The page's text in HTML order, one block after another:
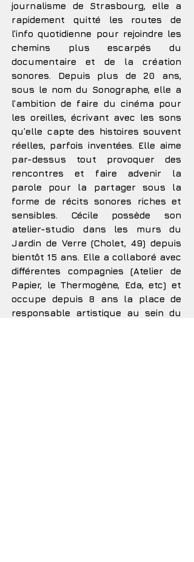
journalisme de Strasbourg, elle a
rapidement quitté les routes de
l’info quotidienne pour rejoindre les
chemins plus escarpés du
documentaire et de la création
sonores. Depuis plus de 20 ans,
sous le nom du Sonographe, elle a
l’ambition de faire du cinéma pour
les oreilles, écrivant avec les sons
qu’elle capte des histoires souvent
réelles, parfois inventées. Elle aime
par-dessus tout provoquer des
rencontres et faire advenir la
parole pour la partager sous la
forme de récits sonores riches et
sensibles. Cécile possède son
atelier-studio dans les murs du
Jardin de Verre (Cholet, 49) depuis
bientôt 15 ans. Elle a collaboré avec
différentes compagnies (Atelier de
Papier, le Thermogène, Eda, etc) et
occupe depuis 8 ans la place de
responsable artistique au sein du